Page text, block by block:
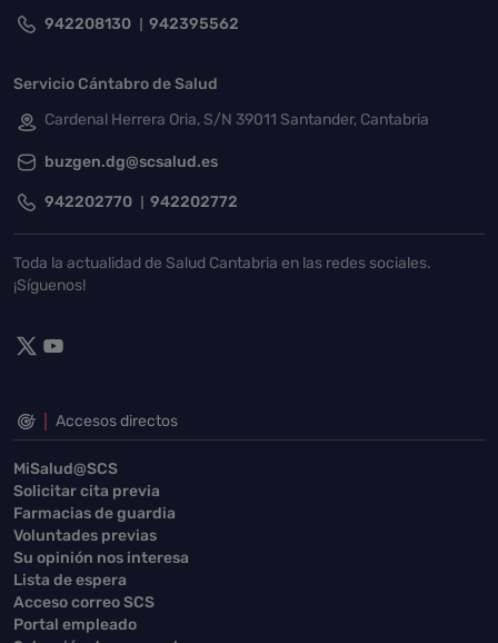
942208130 942395562
Servicio Cántabro de Salud
Cardenal Herrera Oria, S/N 39011 Santander, Cantabria
buzgen.dg@scsalud.es
942202770 942202772
Toda la actualidad de Salud Cantabria en las redes sociales.
¡Síguenos!
Accesos directos
MiSalud@SCS
Solicitar cita previa
Farmacias de guardia
Voluntades previas
Su opinión nos interesa
Lista de espera
Acceso correo SCS
Portal empleado